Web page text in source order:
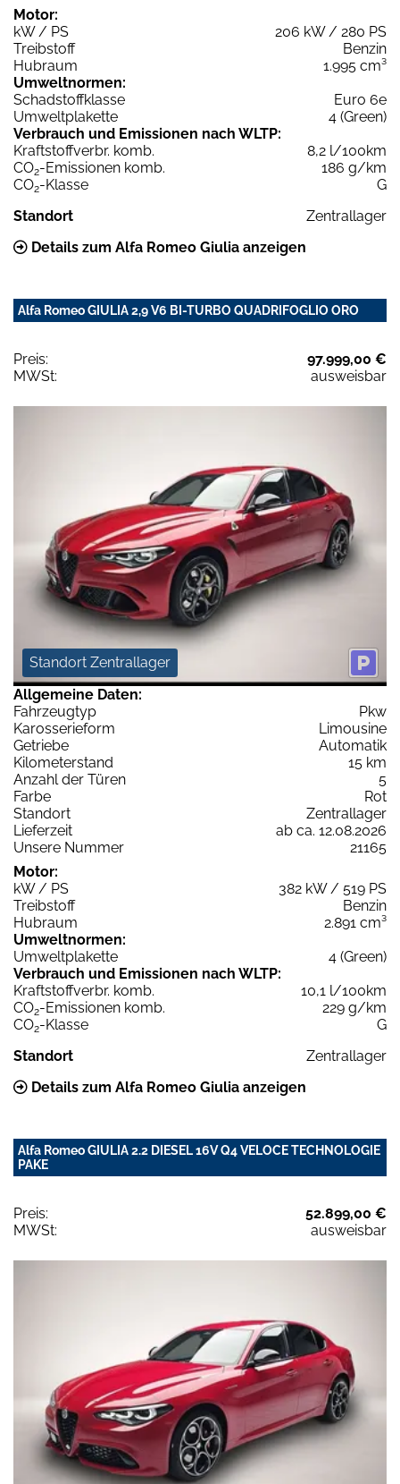
Motor:
kW / PS
206 kW / 280 PS
Treibstoff
Benzin
Hubraum
1.995 cm³
Umweltnormen:
Schadstoffklasse
Euro 6e
Umweltplakette
4 (Green)
Verbrauch und Emissionen nach WLTP:
Kraftstoffverbr. komb.
8,2 l/100km
CO2-Emissionen komb.
186 g/km
CO2-Klasse
G
Standort
Zentrallager
Details zum Alfa Romeo Giulia anzeigen
Alfa Romeo GIULIA 2,9 V6 BI-TURBO QUADRIFOGLIO ORO
Preis:
97.999,00 €
MWSt:
ausweisbar
Standort Zentrallager
Allgemeine Daten:
Fahrzeugtyp
Pkw
Karosserieform
Limousine
Getriebe
Automatik
Kilometerstand
15 km
Anzahl der Türen
5
Farbe
Rot
Standort
Zentrallager
Lieferzeit
ab ca. 12.08.2026
Unsere Nummer
21165
Motor:
kW / PS
382 kW / 519 PS
Treibstoff
Benzin
Hubraum
2.891 cm³
Umweltnormen:
Umweltplakette
4 (Green)
Verbrauch und Emissionen nach WLTP:
Kraftstoffverbr. komb.
10,1 l/100km
CO2-Emissionen komb.
229 g/km
CO2-Klasse
G
Standort
Zentrallager
Details zum Alfa Romeo Giulia anzeigen
Alfa Romeo GIULIA 2.2 DIESEL 16V Q4 VELOCE TECHNOLOGIE
PAKE
Preis:
52.899,00 €
MWSt:
ausweisbar